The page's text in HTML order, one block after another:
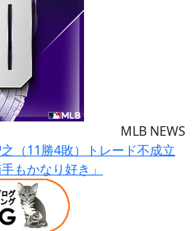
MLB NEWS
（11勝4敗）トレード不成立
もかなり好き」